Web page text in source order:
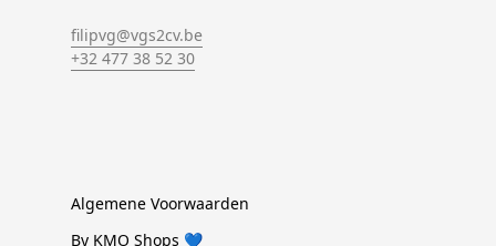
filipvg@vgs2cv.be
+32 477 38 52 30
Algemene Voorwaarden
By KMO Shops 💙